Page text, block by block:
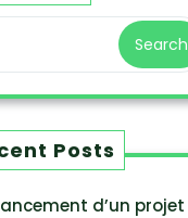
Search
Posts
lancement d’un projet